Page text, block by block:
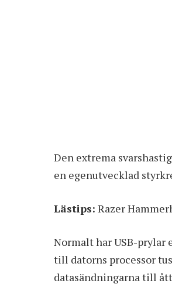
Den extrema
en egenutvecklad
Lästips: Razer
Normalt har USB-prylar
till datorns processor
datasändningarna till